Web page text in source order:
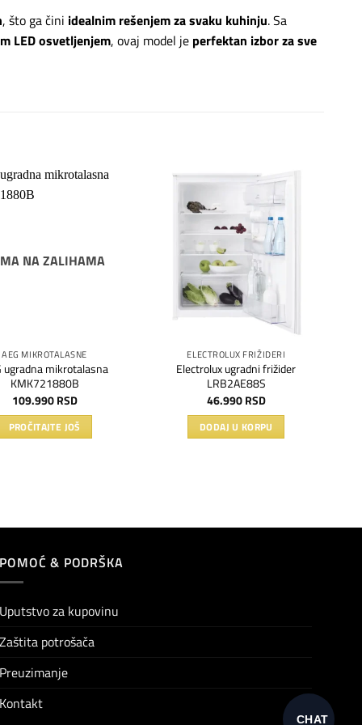
, što ga čini idealnim rešenjem za svaku kuhinju. Sa
LED osvetljenjem, ovaj model je perfektan izbor za sve
NA ZALIHAMA
AEG MIKROTALASNE
ugradna mikrotalasna
KMK721880B
109.990RSD
PROČITAJTE JOŠ
ELECTROLUX FRIŽIDERI
Electrolux ugradni frižider
LRB2AE88S
46.990RSD
DODAJ U KORPU
POMOĆ & PODRŠKA
Uputstvo za kupovinu
Zaštita potrošača
Preuzimanje
Kontakt
CHAT